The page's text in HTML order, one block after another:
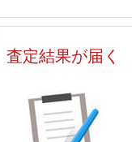
査定結果が届く